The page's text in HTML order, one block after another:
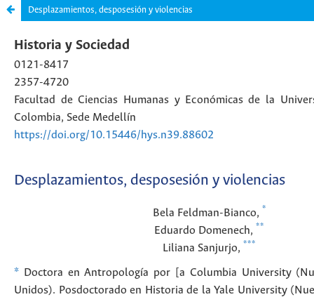
Desplazamientos, desposesión y violencias